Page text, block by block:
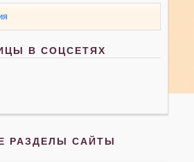
В СОЦСЕТЯХ
РАЗДЕЛЫ САЙТЫ